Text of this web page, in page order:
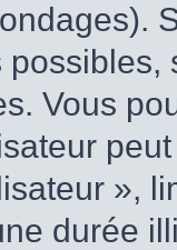
Vous
»,
durée